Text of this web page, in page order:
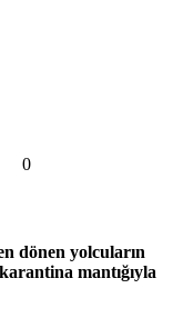
0
dönen yolcuların
mantığıyla